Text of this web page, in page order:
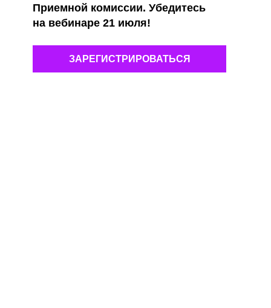
ЗАРЕГИСТРИРОВАТЬСЯ
Приемной комиссии. Убедитесь
на вебинаре 21 июля!